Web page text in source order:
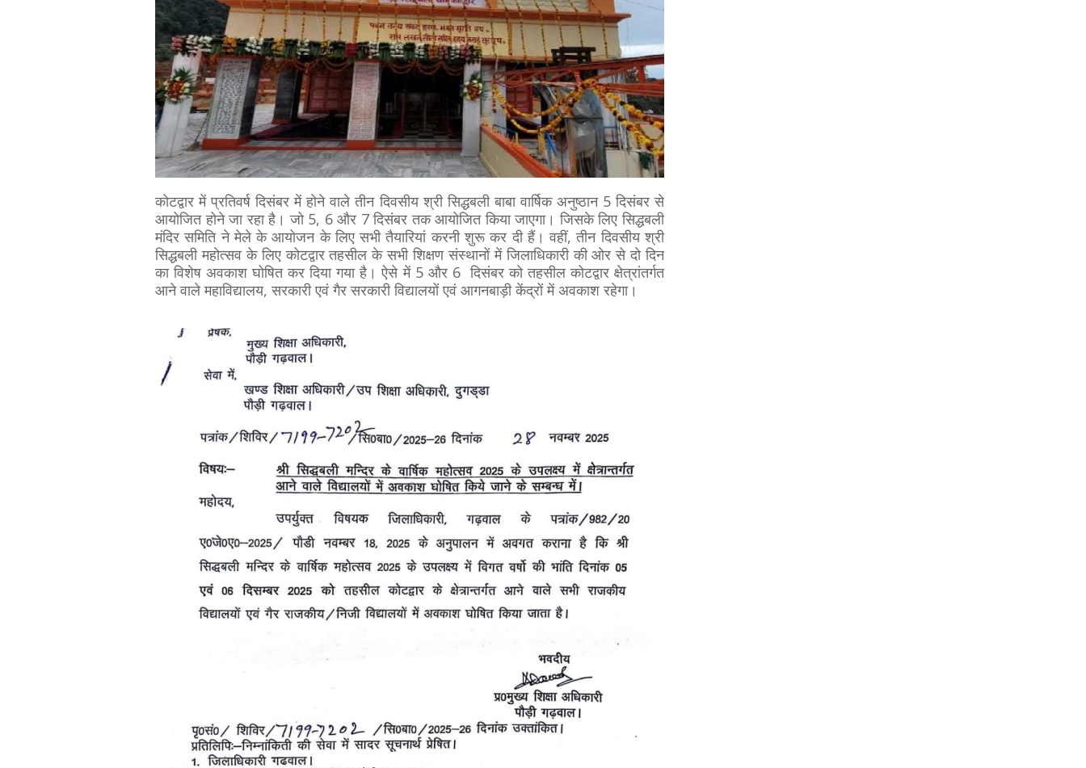
कोटद्वार में प्रतिवर्ष दिसंबर में होने वाले तीन दिवसीय श्री सिद्धबली बाबा वार्षिक अनुष्ठान 5 दिसंबर से
आयोजित होने जा रहा है। जो 5, 6 और 7 दिसंबर तक आयोजित किया जाएगा। जिसके लिए सिद्धबली
मंदिर समिति ने मेले के आयोजन के लिए सभी तैयारियां करनी शुरू कर दी हैं। वहीं, तीन दिवसीय श्री
सिद्धबली महोत्सव के लिए कोटद्वार तहसील के सभी शिक्षण संस्थानों में जिलाधिकारी की ओर से दो दिन
का विशेष अवकाश घोषित कर दिया गया है। ऐसे में 5 और 6 दिसंबर को तहसील कोटद्वार क्षेत्रांतर्गत
आने वाले महाविद्यालय, सरकारी एवं गैर सरकारी विद्यालयों एवं आगनबाड़ी केंद्रों में अवकाश रहेगा।